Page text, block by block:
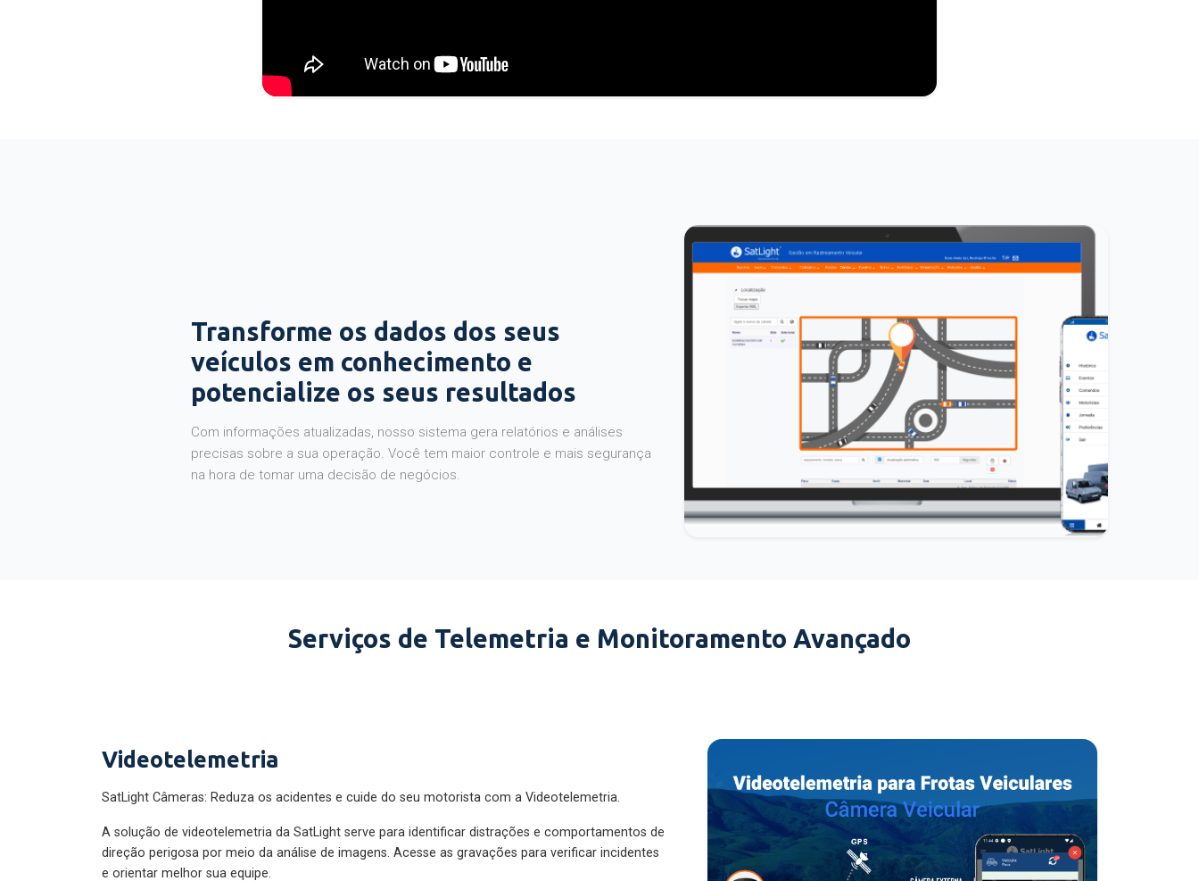
Transforme os dados dos seus
veículos em conhecimento e
potencialize os seus resultados
Com informações atualizadas, nosso sistema gera relatórios e análises
precisas sobre a sua operação. Você tem maior controle e mais segurança
na hora de tomar uma decisão de negócios.
Serviços de Telemetria e Monitoramento Avançado
Videotelemetria
SatLight Câmeras: Reduza os acidentes e cuide do seu motorista com a Videotelemetria.
A solução de videotelemetria da SatLight serve para identificar distrações e comportamentos de
direção perigosa por meio da análise de imagens. Acesse as gravações para verificar incidentes
e orientar melhor sua equipe.